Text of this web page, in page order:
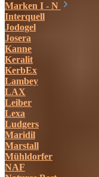
Marken I - N
Interquell
Jodogel
Josera
Kanne
Keralit
KerbEx
Lambey
LAX
Leiber
Lexa
Ludgers
Maridil
Marstall
Mühldorfer
NAF